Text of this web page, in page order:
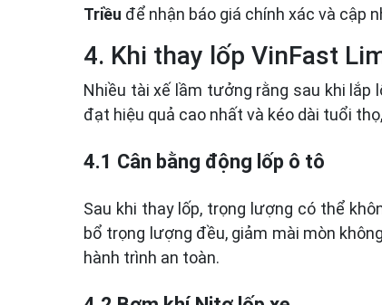
Triều để nhận báo giá chính xác và cập
4. Khi thay lốp VinFast
Nhiều tài xế lầm tưởng rằng sau khi lắp
đạt hiệu quả cao nhất và kéo dài tuổi
4.1 Cân bằng động lốp ô tô
Sau khi thay lốp, trọng lượng có thể
bổ trọng lượng đều, giảm mài mòn
hành trình an toàn.